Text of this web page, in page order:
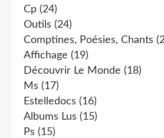
Cp (24)
Outils (24)
Comptines, Poésies, Chants
Affichage (19)
Découvrir Le Monde (18)
Ms (17)
Estelledocs (16)
Albums Lus (15)
Ps (15)